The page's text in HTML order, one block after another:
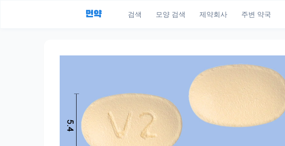
먼약 검색 모양 검색 제약회사 주변 약국